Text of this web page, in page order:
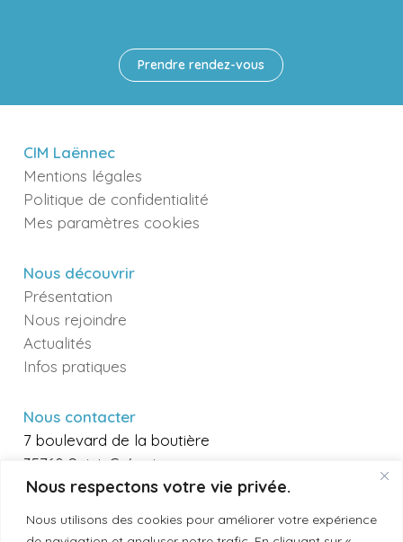
Nous respectons votre vie privée.
Nous utilisons des cookies pour améliorer votre expérience
Prendre rendez-vous
CIM Laënnec
Mentions légales
Politique de confidentialité
Mes paramètres cookies
Nous découvrir
Présentation
Nous rejoindre
Actualités
Infos pratiques
Nous contacter
7 boulevard de la boutière
35760 Saint-Grégoire